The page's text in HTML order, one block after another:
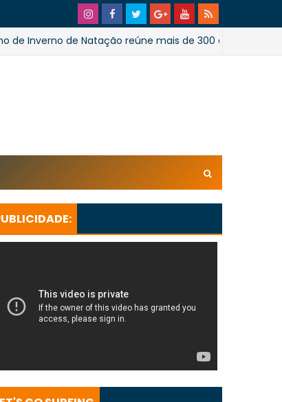
de Natação reúne mais de 300 atletas em Salvador